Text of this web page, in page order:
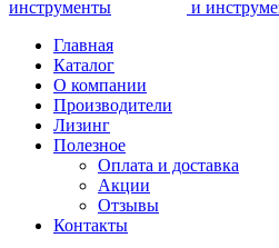
Главная
Каталог
О компании
Производители
Лизинг
Полезное
Оплата и доставка
Акции
Отзывы
Контакты